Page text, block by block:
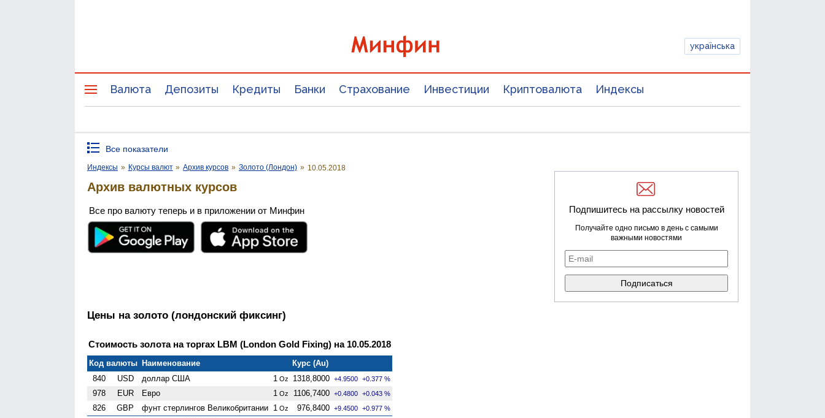
українська
Валюта Депозиты Кредиты Банки Страхование Инвестиции Криптовалюта Индексы
Все показатели
Индексы » Курсы валют » Архив курсов » Золото (Лондон) » 10.05.2018
Архив валютных курсов
Все про валюту теперь и в приложении от Минфин
Цены на золото (лондонский фиксинг)
Стоимость золота на торгах LBM (London Gold Fixing) на 10.05.2018
Код валюты Наименование
Курс (Au)
840
USD доллар США 1 Oz 1318,8000 +4.9500 +0.377 %
978 EUR Евро 1 Oz 1106,7400 +0.4800 +0.043 %
826 GBP фунт стерлингов Велико­британии 1 Oz 976,8400 +9.4500 +0.977 %
Подпишитесь на рассылку новостей
Получайте одно письмо в день с самыми
важными новостями